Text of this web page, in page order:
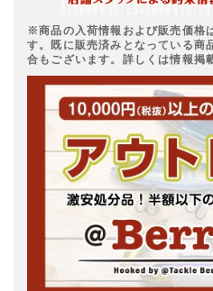
※商品の入荷情報および販売価格
す。既に販売済みとなっている商
合もございます。詳しくは情報掲